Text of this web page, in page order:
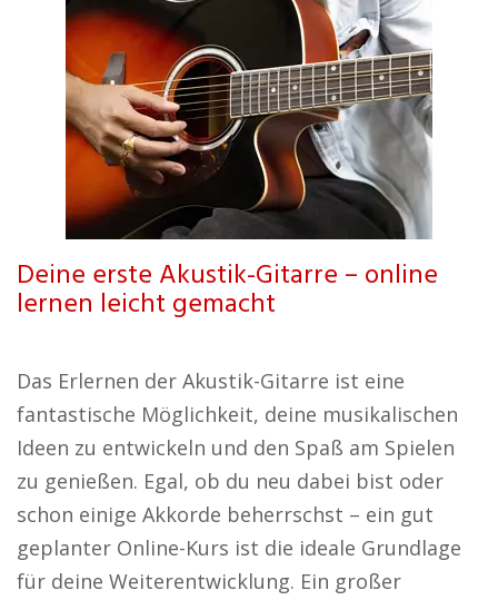
Deine erste Akustik-Gitarre – online
lernen leicht gemacht
Das Erlernen der Akustik-Gitarre ist eine
fantastische Möglichkeit, deine musikalischen
Ideen zu entwickeln und den Spaß am Spielen
zu genießen. Egal, ob du neu dabei bist oder
schon einige Akkorde beherrschst – ein gut
geplanter Online-Kurs ist die ideale Grundlage
für deine Weiterentwicklung. Ein großer